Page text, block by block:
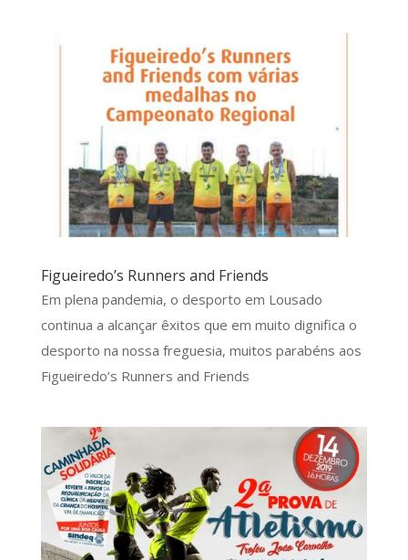
Figueiredo’s Runners and Friends
Em plena pandemia, o desporto em Lousado
continua a alcançar êxitos que em muito dignifica o
desporto na nossa freguesia, muitos parabéns aos
Figueiredo’s Runners and Friends